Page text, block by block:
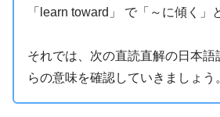
「learn toward」 で「～に傾く」
それでは、次の直読直解の日本語
らの意味を確認していきましょう